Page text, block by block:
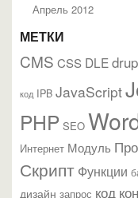
Апрель 2012
МЕТКИ
CMS CSS DLE
код IPB JavaScript
PHP SEO
Интернет Модуль
Скрипт Функции
дизайн запрос код